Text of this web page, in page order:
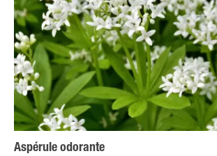
Aspérule odorante